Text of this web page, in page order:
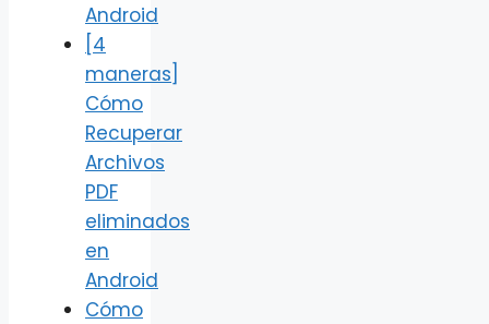
Android
[4
maneras]
Cómo
Recuperar
Archivos
PDF
eliminados
en
Android
Cómo